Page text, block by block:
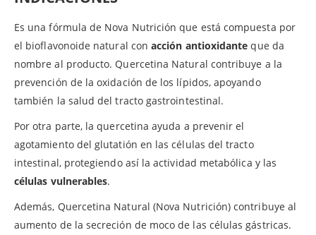
Es una fórmula de Nova Nutrición que está compuesta por
el bioflavonoide natural conacción antioxidante que da
nombre al producto. Quercetina Natural contribuye a la
prevención de la oxidación de los lípidos, apoyando
también la salud del tracto gastrointestinal.
Por otra parte, la quercetina ayuda a prevenir el
agotamiento del glutatión en las células del tracto
intestinal, protegiendo así la actividad metabólica y las
células vulnerables.
Además, Quercetina Natural (Nova Nutrición) contribuye al
aumento de la secreción de moco de las células gástricas.